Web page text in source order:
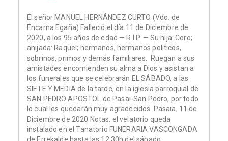
El señor MANUEL HERNÁNDEZ CURTO (Vdo. de
Encarna Egaña) Falleció el día 11 de Diciembre de
2020, a los 95 años de edad — R.I.P. — Su hija: Coro;
ahijada: Raquel; hermanos, hermanos políticos,
sobrinos, primos y demás familiares. Ruegan a sus
amistades encomienden su alma a Dios y asistan a
los funerales que se celebrarán EL SÁBADO, a las
SIETE Y MEDIA de la tarde, en la iglesia parroquial de
SAN PEDRO APOSTOL de Pasai-San Pedro, por todo
lo cual les quedarán muy agradecidos. Pasaia, 11 de
Diciembre de 2020 Notas: el velatorio queda
instalado en el Tanatorio FUNERARIA VASCONGADA